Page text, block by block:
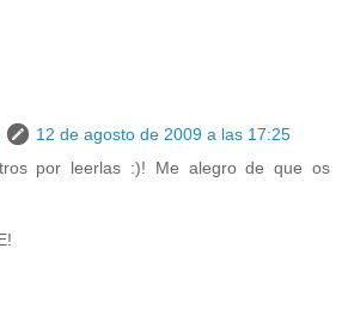
12 de agosto de 2009 a las 17:25
por leerlas :)! Me alegro de que os